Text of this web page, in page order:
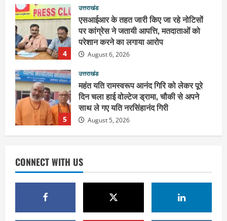
5
उत्तराखंड
महंत यति रामस्वरूप आनंद गिरि को लेकर पूरे
दिन चला हाई वोल्टेज ड्रामा, चौकी से अपने
साथ ले गए यति नरसिंहानंद गिरी
August 5, 2026
1
उत्तराखंड
पूर्व कैबिनेट मंत्री स्वामी यतीश्वरानंद ने
शिवभक्त कांवड़ियों को भोजन प्रसाद वितरित
कर की सेवा, कांवड़ियों की सेवा के लिए सभी
सामर्थ्यवान आमजन आएं आगे : स्वामी
2
कार्यकारिणी में बड़ी जिम्मेदारी, संगठन को मिले
नए चेहरे
CONNECT WITH US